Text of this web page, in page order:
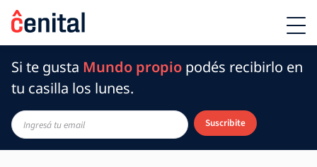
Si te gusta Mundo propio podés recibirlo en
tu casilla los lunes.
Suscribite